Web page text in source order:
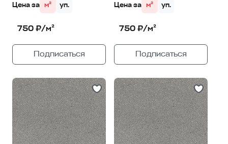
Цена за м² уп.
750 ₽/м²
Подписаться
Цена за м² уп.
750 ₽/м²
Подписаться